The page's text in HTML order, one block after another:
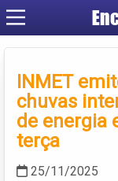
INMET
chuvas
de energia
terça
25/11/2025